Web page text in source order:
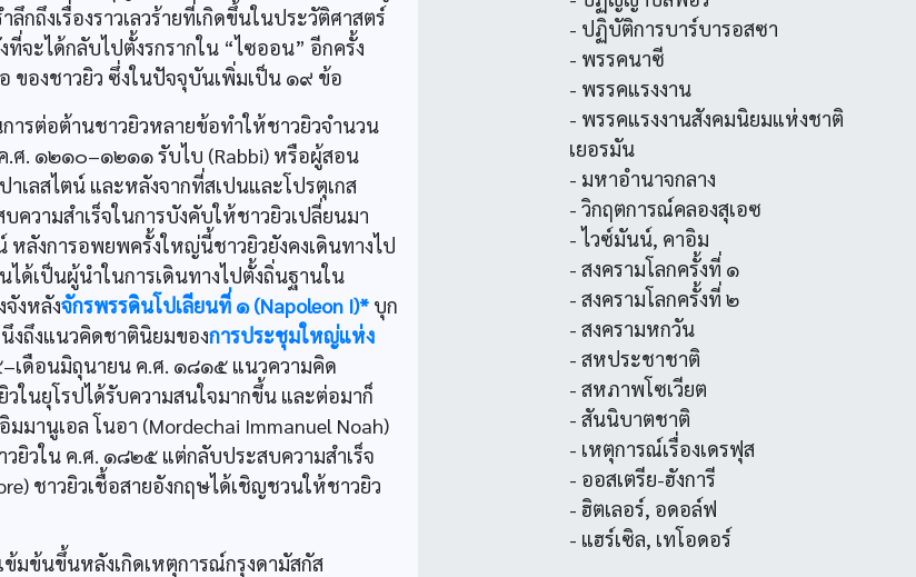
กถึงเรื่องราวเลวร้ายที่เกิดขึ้นในประวัติศาสตร์
จะได้กลับไปตั้งรกรากใน “ไซออน” อีกครั้ง
ของชาวยิว ซึ่งในปัจจุบันเพิ่มเป็น ๑๙ ข้อ
ารต่อต้านชาวยิวหลายข้อทำให้ชาวยิวจำนวน
.ศ. ๑๒๑๐–๑๒๑๑ รับไบ (Rabbi) หรือผู้สอน
เลสไตน์ และหลังจากที่สเปนและโปรตุเกส
วามสำเร็จในการบังคับให้ชาวยิวเปลี่ยนมา
ลังการอพยพครั้งใหญ่นี้ชาวยิวยังคงเดินทางไป
ด้เป็นผู้นำในการเดินทางไปตั้งถิ่นฐานใน
งหลังจักรพรรดินโปเลียนที่ ๑ (Napoleon I)* บุก
งถึงแนวคิดชาตินิยมของการประชุมใหญ่แห่ง
เดือนมิถุนายน ค.ศ. ๑๘๑๕ แนวความคิด
ในยุโรปได้รับความสนใจมากขึ้น และต่อมาก็
มานูเอล โนอา (Mordechai Immanuel Noah)
ยิวใน ค.ศ. ๑๘๒๕ แต่กลับประสบความสำเร็จ
ชาวยิวเชื้อสายอังกฤษได้เชิญชวนให้ชาวยิว
มข้นขึ้นหลังเกิดเหตุการณ์กรุงดามัสกัส
- ปฏิบัติการบาร์บารอสซา
- พรรคนาซี
- พรรคแรงงาน
- พรรคแรงงานสังคมนิยมแห่งชาติ
เยอรมัน
- มหาอำนาจกลาง
- วิกฤตการณ์คลองสุเอซ
- ไวซ์มันน์, คาอิม
- สงครามโลกครั้งที่ ๑
- สงครามโลกครั้งที่ ๒
- สงครามหกวัน
- สหประชาชาติ
- สหภาพโซเวียต
- สันนิบาตชาติ
- เหตุการณ์เรื่องเดรฟุส
- ออสเตรีย-ฮังการี
- ฮิตเลอร์, อดอล์ฟ
- แฮร์เซิล, เทโอดอร์